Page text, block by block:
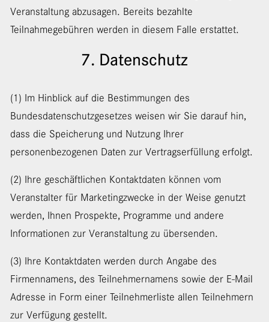
Veranstaltung abzusagen. Bereits bezahlte
Teilnahmegebühren werden in diesem Falle erstattet.
7. Datenschutz
(1) Im Hinblick auf die Bestimmungen des
Bundesdatenschutzgesetzes weisen wir Sie darauf hin,
dass die Speicherung und Nutzung Ihrer
personenbezogenen Daten zur Vertragserfüllung erfolgt.
(2) Ihre geschäftlichen Kontaktdaten können vom
Veranstalter für Marketingzwecke in der Weise genutzt
werden, Ihnen Prospekte, Programme und andere
Informationen zur Veranstaltung zu übersenden.
(3) Ihre Kontaktdaten werden durch Angabe des
Firmennamens, des Teilnehmernamens sowie der E-Mail
Adresse in Form einer Teilnehmerliste allen Teilnehmern
zur Verfügung gestellt.